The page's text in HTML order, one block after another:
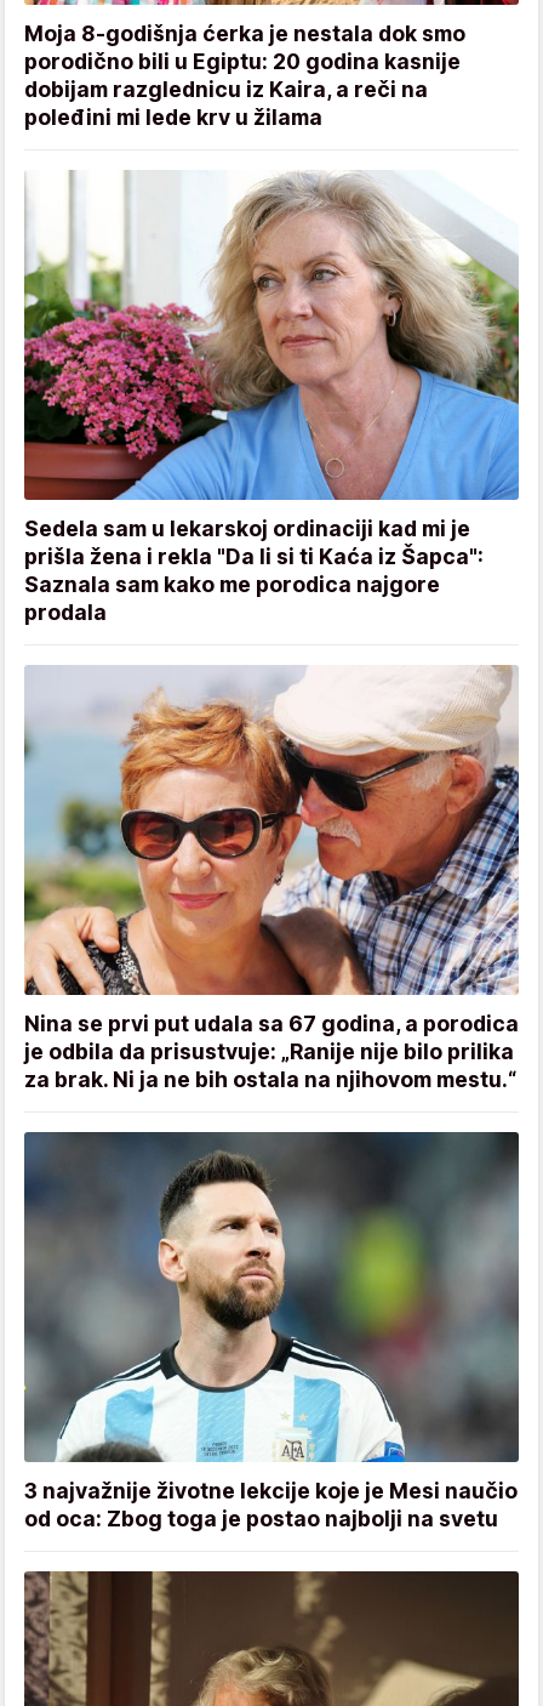
Moja 8-godišnja ćerka je nestala dok smo
porodično bili u Egiptu: 20 godina kasnije
dobijam razglednicu iz Kaira, a reči na
poleđini mi lede krv u žilama
Sedela sam u lekarskoj ordinaciji kad mi je
prišla žena i rekla "Da li si ti Kaća iz Šapca":
Saznala sam kako me porodica najgore
prodala
Nina se prvi put udala sa 67 godina, a porodica
je odbila da prisustvuje: „Ranije nije bilo prilika
za brak. Ni ja ne bih ostala na njihovom mestu.“
3 najvažnije životne lekcije koje je Mesi naučio
od oca: Zbog toga je postao najbolji na svetu